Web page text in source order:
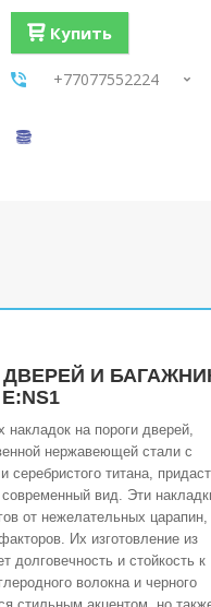
Купить
+77077552224
И
на пороги дверей,
нержавеющей стали с
серебристого титана, придаст
вид. Эти
от нежелательных царапин,
Их изготовление из
долговечность и стойкость к
волокна и черного